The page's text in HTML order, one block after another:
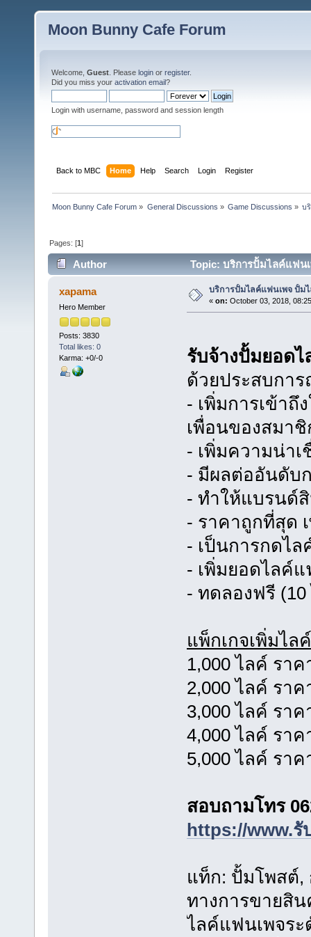
Moon Bunny Cafe Forum
Welcome, Guest . Please login or register.
Did you miss your activation email?
Login with username, password and session length
Back to MBC Home Help Search Login Register
Moon Bunny Cafe Forum » General Discussions » Game Discussions » บ
Pages: [1]
Author Topic: บริการปั้มไลค์แฟน
xapama
Hero Member
Posts: 3830
Total likes: 0
Karma: +0/-0
บริการปั้มไลค์แฟนเพจ ปั้ม
« on: October 03, 2018,
รับจ้างปั้มยอด
ด้วยประสบกา
- เพิ่มการเข้าถึ
เพื่อนของสมา
- เพิ่มความน่า
- มีผลต่ออันดับ
- ทำให้แบรนด์
- ราคาถูกที่สุด
- เป็นการกดไ
- เพิ่มยอดไลค์แ
- ทดลองฟรี (10
แพ็กเกจเพิ่มไลค์
1,000 ไลค์ รา
2,000 ไลค์ รา
3,000 ไลค์ รา
4,000 ไลค์ รา
5,000 ไลค์ รา
สอบถามโทร
https://www.รั
แท็ก: ปั้มโพสต์,
ทางการขายสิ
ไลค์แฟนเพจร